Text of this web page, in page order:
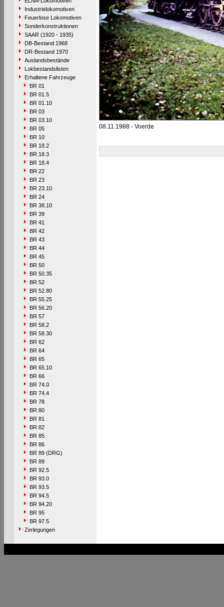
Industrielokomotiven
Feuerlose Lokomotiven
Sonderkonstruktionen
SAAR (1920 - 1935)
DB-Bestand 1968
DR-Bestand 1970
Auslandsbestände
Lokbestandslisten
Erhaltene Fahrzeuge
BR 01
BR 01.5
BR 01.10
BR 03
BR 03.10
BR 05
BR 10
BR 18.2
BR 18.3
BR 18.4
BR 22
BR 23
BR 23.10
BR 24
BR 38.10
BR 39
BR 41
BR 42
BR 43
BR 44
BR 45
BR 50
BR 50.35
BR 52
BR 52.80
BR 55.25
BR 56.20
BR 57
BR 58.2
BR 58.30
BR 62
BR 64
BR 65
BR 65.10
BR 66
BR 74.0
BR 74.4
BR 78
BR 80
BR 81
BR 82
BR 85
BR 86
BR 89 (DRG)
BR 89
BR 92.5
BR 93.0
BR 93.5
BR 94.5
BR 94.20
BR 95
BR 97.5
Zerlegungen
08.11.1988 - Voerde